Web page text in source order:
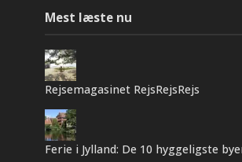
Mest læste nu
Rejsemagasinet RejsRejsRejs
Ferie i Jylland: De 10 hyggeligste